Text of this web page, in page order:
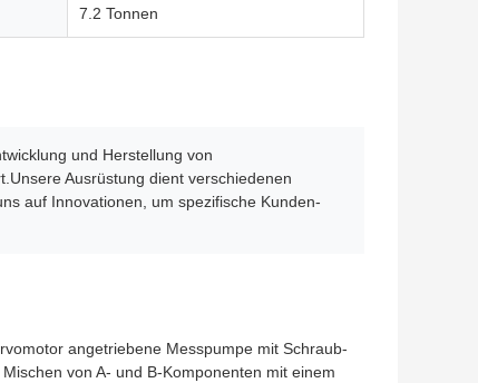
7.2 Tonnen
und Herstellung von
Ausrüstung dient verschiedenen
auf Innovationen, um spezifische Kunden-
angetriebene Messpumpe mit Schraub-
von A- und B-Komponenten mit einem